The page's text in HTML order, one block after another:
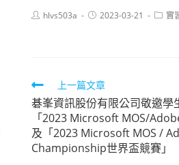
Posthlvs503a
Post2023-03-21
Post實
Read
more
articles
上一篇文章
碁峯資訊股份有限公司敬邀學
「2023 Microsoft MOS/
及「2023 Microsoft MOS /
Championship世界盃競賽」